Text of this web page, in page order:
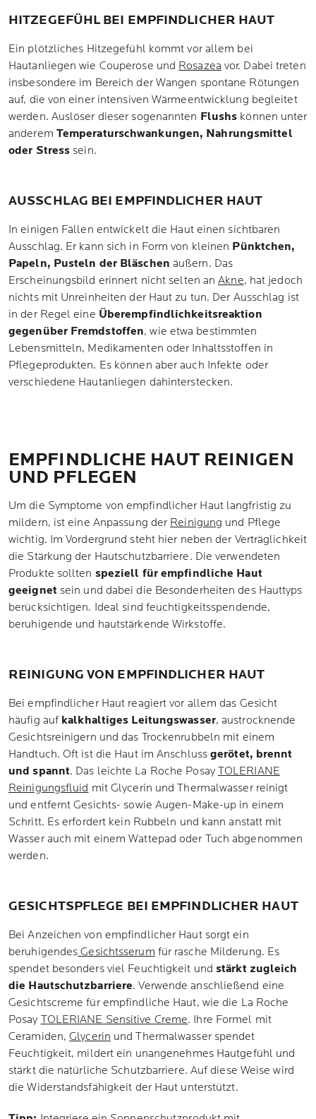
HITZEGEFÜHL BEI EMPFINDLICHER HAUT
Ein plötzliches Hitzegefühl kommt vor allem bei
Hautanliegen wie Couperose und Rosazea vor. Dabei treten
insbesondere im Bereich der Wangen spontane Rötungen
auf, die von einer intensiven Wärmeentwicklung begleitet
werden. Auslöser dieser sogenannten Flushs können unter
anderem Temperaturschwankungen, Nahrungsmittel
oder Stress sein.
AUSSCHLAG BEI EMPFINDLICHER HAUT
In einigen Fällen entwickelt die Haut einen sichtbaren
Ausschlag. Er kann sich in Form von kleinen Pünktchen,
Papeln, Pusteln der Bläschen äußern. Das
Erscheinungsbild erinnert nicht selten anAkne, hat jedoch
nichts mit Unreinheiten der Haut zu tun. Der Ausschlag ist
in der Regel eine Überempfindlichkeitsreaktion
gegenüber Fremdstoffen, wie etwa bestimmten
Lebensmitteln, Medikamenten oder Inhaltsstoffen in
Pflegeprodukten. Es können aber auch Infekte oder
verschiedene Hautanliegen dahinterstecken.
EMPFINDLICHE HAUT REINIGEN
UND PFLEGEN
Um die Symptome von empfindlicher Haut langfristig zu
mildern, ist eine Anpassung der Reinigung und Pflege
wichtig. Im Vordergrund steht hier neben der Verträglichkeit
die Stärkung der Hautschutzbarriere. Die verwendeten
Produkte sollten speziell für empfindliche Haut
geeignet sein und dabei die Besonderheiten des Hauttyps
berücksichtigen. Ideal sind feuchtigkeitsspendende,
beruhigende und hautstärkende Wirkstoffe.
REINIGUNG VON EMPFINDLICHER HAUT
Bei empfindlicher Haut reagiert vor allem das Gesicht
häufig auf kalkhaltiges Leitungswasser, austrocknende
Gesichtsreinigern und das Trockenrubbeln mit einem
Handtuch. Oft ist die Haut im Anschlussgerötet, brennt
und spannt. Das leichte La Roche Posay TOLERIANE
Reinigungsfluid mit Glycerin und Thermalwasser reinigt
und entfernt Gesichts- sowie Augen-Make-up in einem
Schritt. Es erfordert kein Rubbeln und kann anstatt mit
Wasser auch mit einem Wattepad oder Tuch abgenommen
werden.
GESICHTSPFLEGE BEI EMPFINDLICHER HAUT
Bei Anzeichen von empfindlicher Haut sorgt ein
beruhigendes Gesichtsserum für rasche Milderung. Es
spendet besonders viel Feuchtigkeit undstärkt zugleich
die Hautschutzbarriere. Verwende anschließend eine
Gesichtscreme für empfindliche Haut, wie die La Roche
Posay TOLERIANE Sensitive Creme. Ihre Formel mit
Ceramiden,Glycerin und Thermalwasser spendet
Feuchtigkeit, mildert ein unangenehmes Hautgefühl und
stärkt die natürliche Schutzbarriere. Auf diese Weise wird
die Widerstandsfähigkeit der Haut unterstützt.